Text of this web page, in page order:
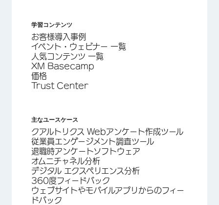
学習コンテンツ
お客様導入事例
イベント・ウェビナー 一覧
人気コンテンツ 一覧
XM Basecamp
価格
Trust Center
主なユースケース
クアルトリクス Webアンケート作成ツール
従業員エンゲージメント調査ツール
退職時アンケートソフトウェア
オムニチャネル分析
デジタル エクスペリエンス分析
360度フィードバック
ウェブサイトやモバイルアプリからのフィー
ドバック